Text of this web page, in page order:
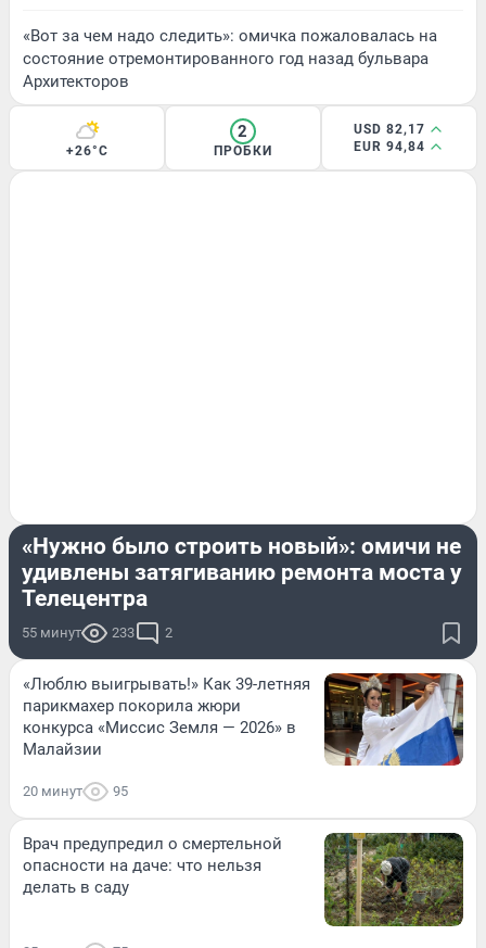
«Вот за чем надо следить»: омичка пожаловалась на
состояние отремонтированного год назад бульвара
Архитекторов
+26°C
2
ПРОБКИ
USD 82,17
EUR 94,84
«Нужно было строить новый»: омичи не
удивлены затягиванию ремонта моста у
Телецентра
55 минут 233 2
«Люблю выигрывать!» Как 39-летняя
парикмахер покорила жюри
конкурса «Миссис Земля — 2026» в
Малайзии
20 минут 95
Врач предупредил о смертельной
опасности на даче: что нельзя
делать в саду